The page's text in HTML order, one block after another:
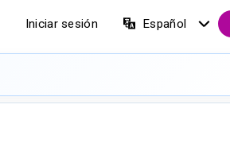
Español
Iniciar sesión